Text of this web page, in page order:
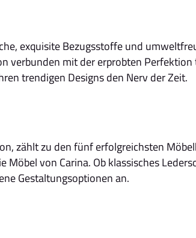
exquisite Bezugsstoffe und
verbunden mit der erprobten
trendigen Designs den Nerv der Zeit.
zählt zu den fünf erfolgreichsten
von Carina. Ob klassisches
Gestaltungsoptionen an.